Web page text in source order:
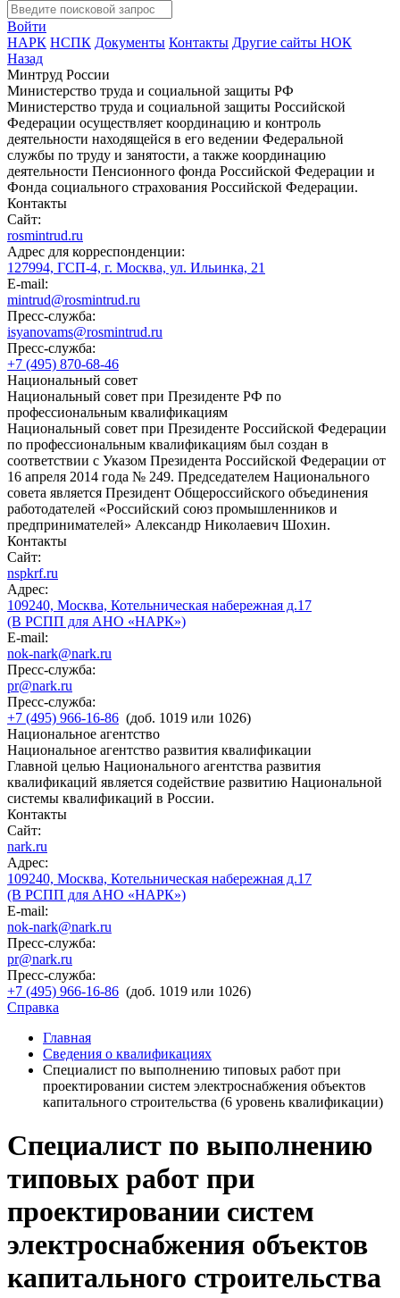
Войти
НАРК НСПК Документы Контакты Другие сайты НОК
Назад
Минтруд России
Министерство труда и социальной защиты РФ
Министерство труда и социальной защиты Российской
Федерации осуществляет координацию и контроль
деятельности находящейся в его ведении Федеральной
службы по труду и занятости, а также координацию
деятельности Пенсионного фонда Российской Федерации и
Фонда социального страхования Российской Федерации.
Контакты
Сайт:
rosmintrud.ru
Адрес для корреспонденции:
127994, ГСП-4, г. Москва, ул. Ильинка, 21
E-mail:
mintrud@rosmintrud.ru
Пресс-служба:
isyanovams@rosmintrud.ru
Пресс-служба:
+7 (495) 870-68-46
Национальный совет
Национальный совет при Президенте РФ по
профессиональным квалификациям
Национальный совет при Президенте Российской Федерации
по профессиональным квалификациям был создан в
соответствии с Указом Президента Российской Федерации от
16 апреля 2014 года № 249. Председателем Национального
совета является Президент Общероссийского объединения
работодателей «Российский союз промышленников и
предпринимателей» Александр Николаевич Шохин.
Контакты
Сайт:
nspkrf.ru
Адрес:
109240, Москва, Котельническая набережная д.17
(В РСПП для АНО «НАРК»)
E-mail:
nok-nark@nark.ru
Пресс-служба:
pr@nark.ru
Пресс-служба:
+7 (495) 966-16-86 (доб. 1019 или 1026)
Национальное агентство
Национальное агентство развития квалификации
Главной целью Национального агентства развития
квалификаций является содействие развитию Национальной
системы квалификаций в России.
Контакты
Сайт:
nark.ru
Адрес:
109240, Москва, Котельническая набережная д.17
(В РСПП для АНО «НАРК»)
E-mail:
nok-nark@nark.ru
Пресс-служба:
pr@nark.ru
Пресс-служба:
+7 (495) 966-16-86 (доб. 1019 или 1026)
Справка
Главная
Сведения о квалификациях
Специалист по выполнению типовых работ при
проектировании систем электроснабжения объектов
капитального строительства (6 уровень квалификации)
Специалист по выполнению
типовых работ при
проектировании систем
электроснабжения объектов
капитального строительства